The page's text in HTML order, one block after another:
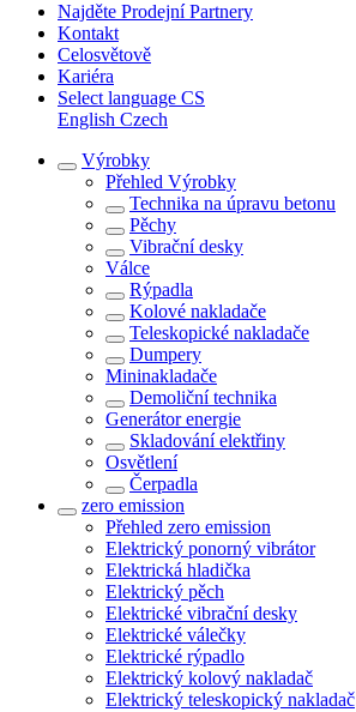
Najděte Prodejní Partnery
Kontakt
Celosvětově
Kariéra
Select language CS
English Czech
Výrobky
Přehled Výrobky
Technika na úpravu betonu
Pěchy
Vibrační desky
Válce
Rýpadla
Kolové nakladače
Teleskopické nakladače
Dumpery
Mininakladače
Demoliční technika
Generátor energie
Skladování elektřiny
Osvětlení
Čerpadla
zero emission
Přehled zero emission
Elektrický ponorný vibrátor
Elektrická hladička
Elektrický pěch
Elektrické vibrační desky
Elektrické válečky
Elektrické rýpadlo
Elektrický kolový nakladač
Elektrický teleskopický nakladač